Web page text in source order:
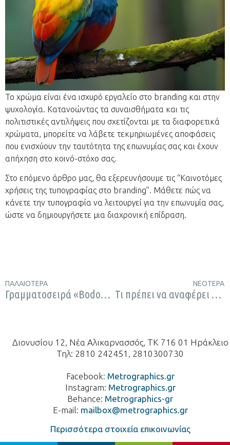
Το χρώμα είναι ένα ισχυρό εργαλείο στο branding και στην
ψυχολογία. Κατανοώντας τα συναισθήματα και τις
πολιτιστικές αντιλήψεις που σχετίζονται με τα διαφορετικά
χρώματα, μπορείτε να λάβετε τεκμηριωμένες αποφάσεις
που ενισχύουν την ταυτότητα της επωνυμίας σας και έχουν
απήχηση στο κοινό-στόχο σας.
Στο επόμενο άρθρο μας, θα εξερευνήσουμε τις “Καινοτόμες
χρήσεις της τυπογραφίας στο branding”. Μάθετε πώς να
κάνετε την τυπογραφία να λειτουργεί για την επωνυμία σας,
ώστε να δημιουργήσετε μια διαχρονική επίδραση.
ΠΑΛΑΙΌΤΕΡΑ
Γραμματοσειρά «Bodoni». Μια σύντομη ματία στην ιστορία της κλασικής γραμματοσειράς.
ΝΕΌΤΕΡΑ
Τι πρέπει να αναφέρει μια ετικέτα τροφιμών;
Διονυσίου 12, Νέα Αλικαρνασσός, ΤΚ 716 01 Ηράκλειο
Τηλ: 2810 242451, 2810300730
Facebook: Metrographics.gr
Instagram: Metrographics.gr
Behance: Metrographics-gr
E-mail: mailbox@metrographics.gr
Περισσότερα στοιχεία επικοινωνίας